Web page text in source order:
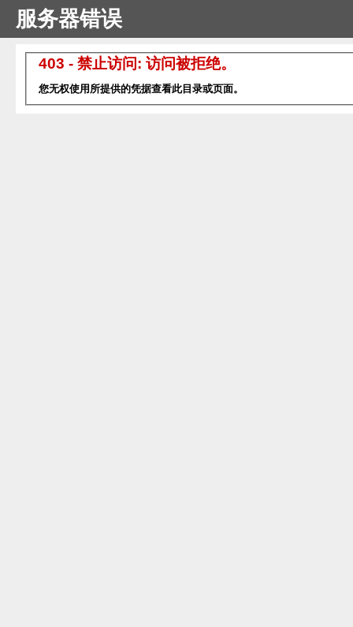
服务器错误
403 - 禁止访问: 访问被拒绝。
您无权使用所提供的凭据查看此目录或页面。